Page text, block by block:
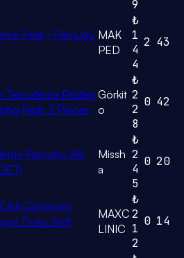
9
Pedi - Pamuğu MAK
PED
₺
1
4
4
2 43
Temizleme Pedleri
Pads 2 Pieces
Görkit
o
₺
2
2
8
0 42
Pamuğu Silk
Missh
a
₺
2
4
5
0 20
Çizmeyen
Doku Soft
MAXC
LINIC
₺
2
1
2
0 14